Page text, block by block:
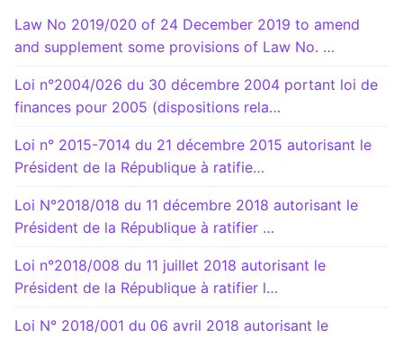
Law No 2019/020 of 24 December 2019 to amend
and supplement some provisions of Law No. …
Loi n°2004/026 du 30 décembre 2004 portant loi de
finances pour 2005 (dispositions rela…
Loi n° 2015-7014 du 21 décembre 2015 autorisant le
Président de la République à ratifie…
Loi N°2018/018 du 11 décembre 2018 autorisant le
Président de la République à ratifier …
Loi n°2018/008 du 11 juillet 2018 autorisant le
Président de la République à ratifier l…
Loi N° 2018/001 du 06 avril 2018 autorisant le